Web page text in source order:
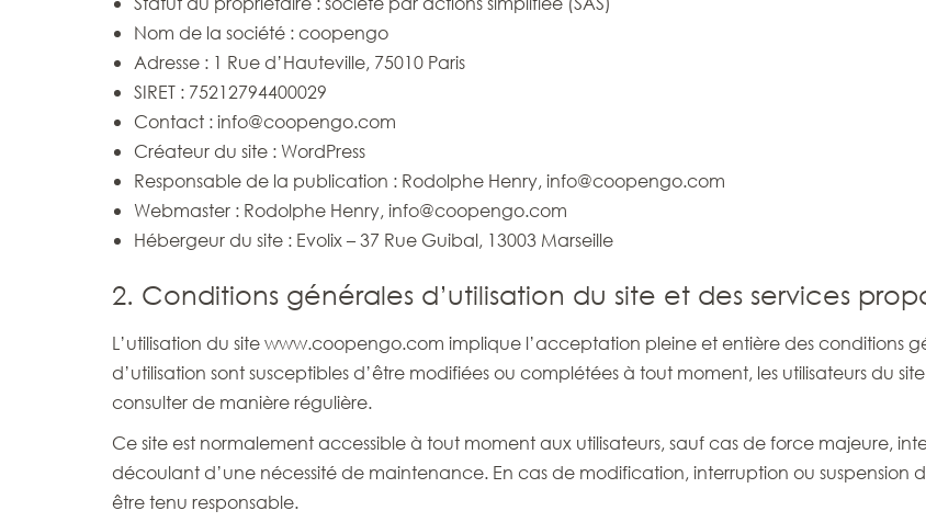
Nom de la société : coopengo
Adresse : 1 Rue d’Hauteville, 75010 Paris
SIRET : 75212794400029
Contact : info@coopengo.com
Créateur du site : WordPress
Responsable de la publication : Rodolphe Henry, info@coopengo.com
Webmaster : Rodolphe Henry, info@coopengo.com
Hébergeur du site : Evolix – 37 Rue Guibal, 13003 Marseille
2. Conditions générales d’utilisation du site et des services
L’utilisation du site www.coopengo.com implique l’acceptation pleine et entière des conditions
d’utilisation sont susceptibles d’être modifiées ou complétées à tout moment, les utilisateurs du
consulter de manière régulière.
Ce site est normalement accessible à tout moment aux utilisateurs, sauf cas de force majeure,
découlant d’une nécessité de maintenance. En cas de modification, interruption ou suspension
être tenu responsable.